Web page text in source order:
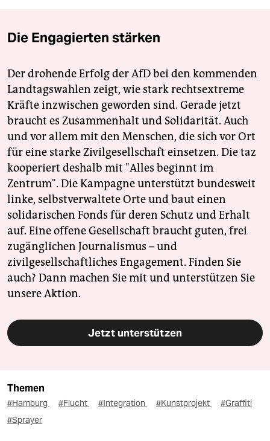
Die Engagierten stärken
Der drohende Erfolg der AfD bei den kommenden
Landtagswahlen zeigt, wie stark rechtsextreme
Kräfte inzwischen geworden sind. Gerade jetzt
braucht es Zusammenhalt und Solidarität. Auch
und vor allem mit den Menschen, die sich vor Ort
für eine starke Zivilgesellschaft einsetzen. Die taz
kooperiert deshalb mit "Alles beginnt im
Zentrum". Die Kampagne unterstützt bundesweit
linke, selbstverwaltete Orte und baut einen
solidarischen Fonds für deren Schutz und Erhalt
auf. Eine offene Gesellschaft braucht guten, frei
zugänglichen Journalismus – und
zivilgesellschaftliches Engagement. Finden Sie
auch? Dann machen Sie mit und unterstützen Sie
unsere Aktion.
Jetzt unterstützen
Themen
#Hamburg #Flucht #Integration #Kunstprojekt
#Graffiti
#Sprayer